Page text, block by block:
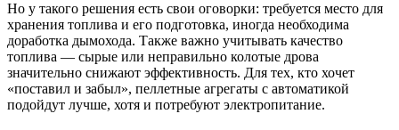
Но у такого решения есть свои оговорки: требуется место для
хранения топлива и его подготовка, иногда необходима
доработка дымохода. Также важно учитывать качество
топлива — сырые или неправильно колотые дрова
значительно снижают эффективность. Для тех, кто хочет
«поставил и забыл», пеллетные агрегаты с автоматикой
подойдут лучше, хотя и потребуют электропитание.